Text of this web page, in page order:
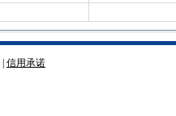
信用承诺